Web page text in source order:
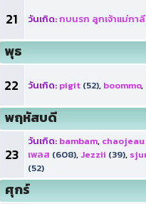
21
วันเกิด:กบนรก ลูกเจ้าแม่กาลี
พุธ
22
วันเกิด: pigit (52), boommo,
พฤหัสบดี
23
วันเกิด: bambam, chaojeau
เพลส (608), Jezzii (39),
(52)
ศุกร์